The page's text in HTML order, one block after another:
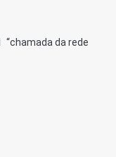
da rede